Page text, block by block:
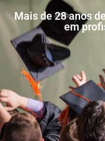
Mais de 28 anos
em